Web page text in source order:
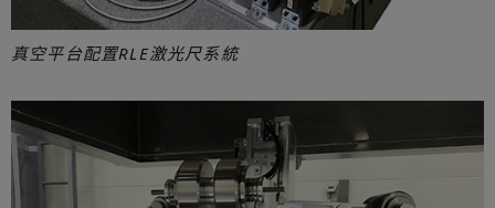
真空平台配置RLE激光尺系統